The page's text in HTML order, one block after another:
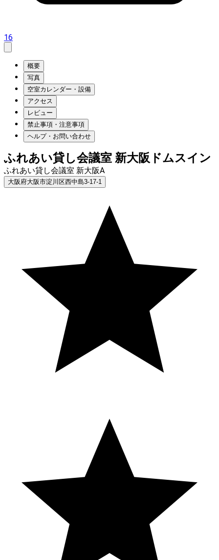
16
概要
写真
空室カレンダー・設備
アクセス
レビュー
禁止事項・注意事項
ヘルプ・お問い合わせ
ふれあい貸し会議室 新大阪ドムスイン
ふれあい貸し会議室 新大阪A
大阪府大阪市淀川区西中島3-17-1